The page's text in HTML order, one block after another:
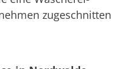
zugeschnitten